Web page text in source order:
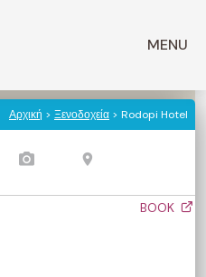
MENU
Αρχική > Ξενοδοχεία > Rodopi Hotel
BOOK